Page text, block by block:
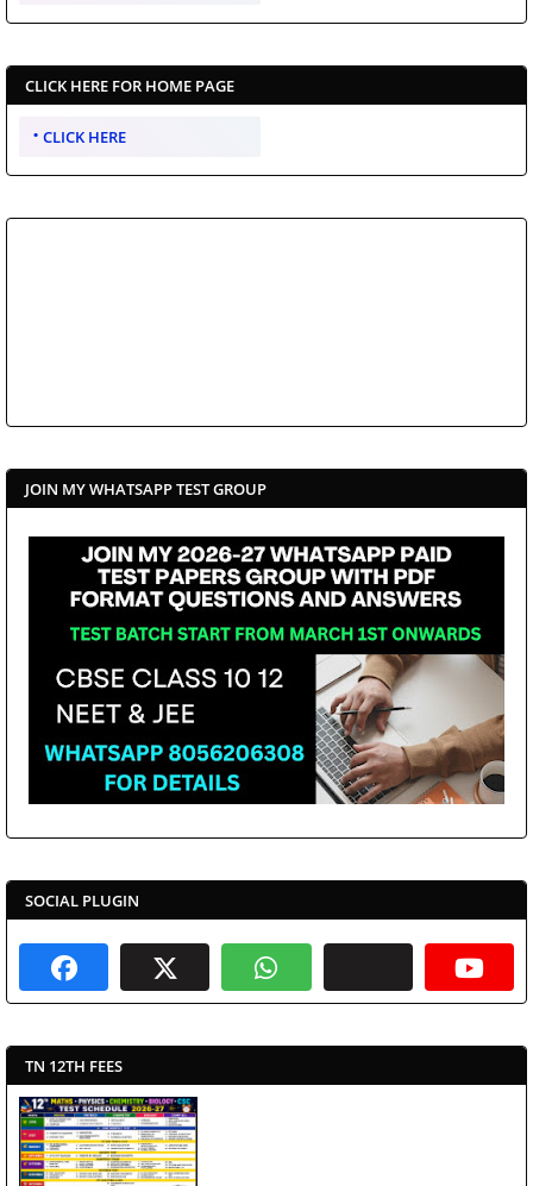
CLICK HERE FOR HOME PAGE
CLICK HERE
JOIN MY WHATSAPP TEST GROUP
SOCIAL PLUGIN
TN 12TH FEES